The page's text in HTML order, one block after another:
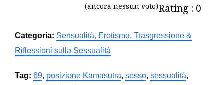
Rating : 0
(ancora nessun voto)
Categoria: Sensualità, Erotismo, Trasgressione &
Riflessioni sulla Sessualità
Tag: 69, posizione Kamasutra, sesso, sessualità,